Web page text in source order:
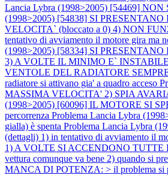
Lancia Lybra (1998>2005) [54469] NON
(1998>2005) [54838] SI
VELOCITA` (bloccato a 0) 4) NON
tentativo di avviamento il motore gira ma
(1998>2005) [58334] SI
3) A VOLTE IL MINIMO E` INSTABILE
VENTOLE DEL RADIATORE
radiatore si attivano gia' a quadro acceso
MASSIMA VELOCITA' 2) SPIA
(1998>2005) [60096] IL MOTORE SI
percorrenza Problema Lancia Lybra
gialla) è spenta Problema Lancia Lybra
(dettagli) 1) in tentativo di avviamento il
1) A VOLTE SI ACCENDONO
vettura comunque va bene 2) quando si
MANCA DI POTENZA: > il problema si